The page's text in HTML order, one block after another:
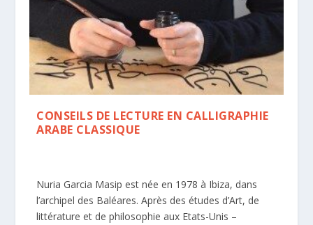
CONSEILS DE LECTURE EN CALLIGRAPHIE
ARABE CLASSIQUE
Nuria Garcia Masip est née en 1978 à Ibiza, dans
l’archipel des Baléares. Après des études d’Art, de
littérature et de philosophie aux Etats-Unis –